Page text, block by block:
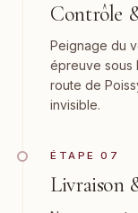
Contrôle
Peignage du
épreuve sous
route de
invisible.
ÉTAPE 07
Livraison